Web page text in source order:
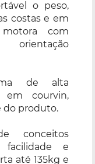
o peso,
costas e em
com
de alta
em courvin,
do produto.
conceitos
facilidade e
até 135kg e